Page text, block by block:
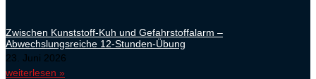
Zwischen Kunststoff-Kuh und Gefahrstoffalarm –
Abwechslungsreiche 12-Stunden-Übung
23. Juni 2026
weiterlesen »